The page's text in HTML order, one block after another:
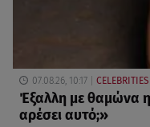
07.08.26, 10:17
Έξαλλη με θαμώνα η
αρέσει αυτό;»